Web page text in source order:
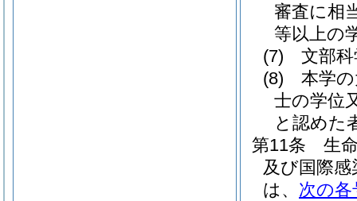
審査に相
等以上の
(7)
文部
(8)
本学
士の学位
と認めた
第11条
生
及び国際
は、 次の各